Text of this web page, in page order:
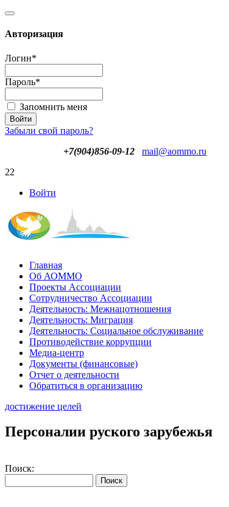
Авторизация
Логин*
Пароль*
Запомнить меня
Забыли свой пароль?
+7(904)856-09-12
mail@aommo.ru
22
Войти
Главная
Об АОММО
Проекты Ассоциации
Сотрудничество Ассоциации
Деятельность: Межнацотношения
Деятельность: Миграция
Деятельность: Социальное обслуживание
Противодействие коррупции
Медиа-центр
Документы (финансовые)
Отчет о деятельности
Обратиться в организацию
достижение целей
Персоналии руского зарубежья
Поиск: